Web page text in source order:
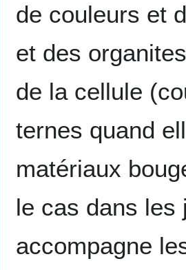
de couleurs et
et des
de la cellule
ternes quand
matériaux
le cas dans les
accompagne